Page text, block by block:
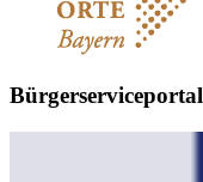
Bürgerserviceportal